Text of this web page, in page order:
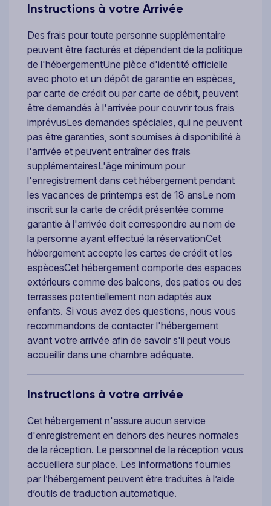
Instructions à votre Arrivée
Des frais pour toute personne supplémentaire
peuvent être facturés et dépendent de la politique
de l'hébergementUne pièce d'identité officielle
avec photo et un dépôt de garantie en espèces,
par carte de crédit ou par carte de débit, peuvent
être demandés à l'arrivée pour couvrir tous frais
imprévusLes demandes spéciales, qui ne peuvent
pas être garanties, sont soumises à disponibilité à
l'arrivée et peuvent entraîner des frais
supplémentairesL'âge minimum pour
l'enregistrement dans cet hébergement pendant
les vacances de printemps est de 18 ansLe nom
inscrit sur la carte de crédit présentée comme
garantie à l'arrivée doit correspondre au nom de
la personne ayant effectué la réservationCet
hébergement accepte les cartes de crédit et les
espècesCet hébergement comporte des espaces
extérieurs comme des balcons, des patios ou des
terrasses potentiellement non adaptés aux
enfants. Si vous avez des questions, nous vous
recommandons de contacter l'hébergement
avant votre arrivée afin de savoir s'il peut vous
accueillir dans une chambre adéquate.
Instructions à votre arrivée
Cet hébergement n'assure aucun service
d'enregistrement en dehors des heures normales
de la réception. Le personnel de la réception vous
accueillera sur place. Les informations fournies
par l’hébergement peuvent être traduites à l’aide
d’outils de traduction automatique.